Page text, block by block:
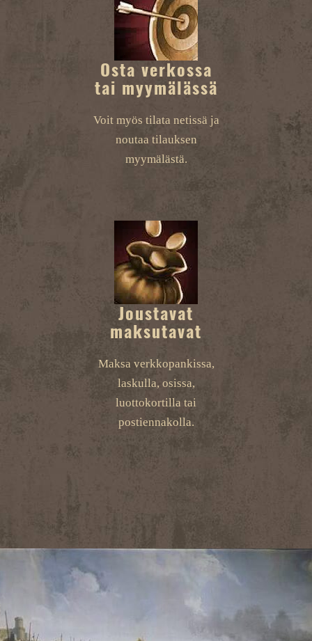
Osta verkossa
tai myymälässä
Voit myös tilata netissä ja
noutaa tilauksen
myymälästä.
Joustavat
maksutavat
Maksa verkkopankissa,
laskulla, osissa,
luottokortilla tai
postiennakolla.